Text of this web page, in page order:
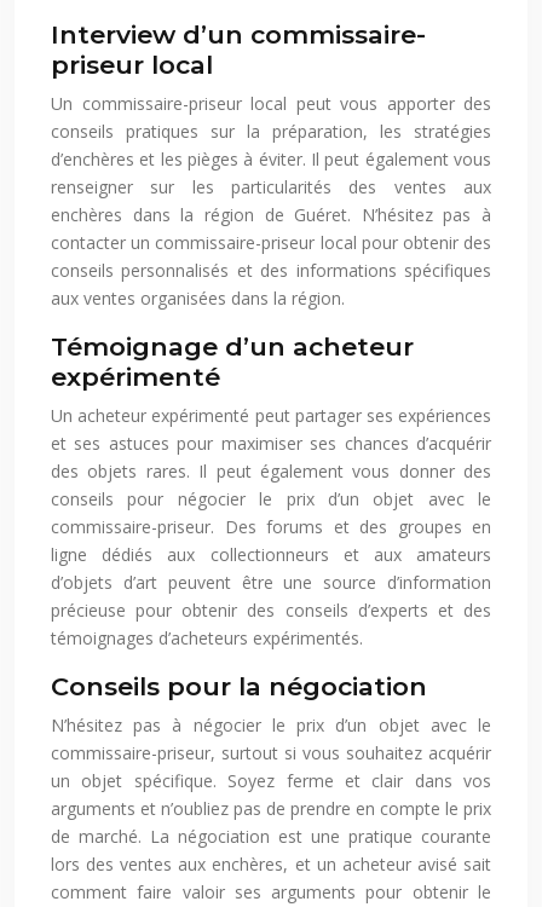
Interview d’un commissaire-
priseur local
Un commissaire-priseur local peut vous apporter des
conseils pratiques sur la préparation, les stratégies
d’enchères et les pièges à éviter. Il peut également vous
renseigner sur les particularités des ventes aux
enchères dans la région de Guéret. N’hésitez pas à
contacter un commissaire-priseur local pour obtenir des
conseils personnalisés et des informations spécifiques
aux ventes organisées dans la région.
Témoignage d’un acheteur
expérimenté
Un acheteur expérimenté peut partager ses expériences
et ses astuces pour maximiser ses chances d’acquérir
des objets rares. Il peut également vous donner des
conseils pour négocier le prix d’un objet avec le
commissaire-priseur. Des forums et des groupes en
ligne dédiés aux collectionneurs et aux amateurs
d’objets d’art peuvent être une source d’information
précieuse pour obtenir des conseils d’experts et des
témoignages d’acheteurs expérimentés.
Conseils pour la négociation
N’hésitez pas à négocier le prix d’un objet avec le
commissaire-priseur, surtout si vous souhaitez acquérir
un objet spécifique. Soyez ferme et clair dans vos
arguments et n’oubliez pas de prendre en compte le prix
de marché. La négociation est une pratique courante
lors des ventes aux enchères, et un acheteur avisé sait
comment faire valoir ses arguments pour obtenir le